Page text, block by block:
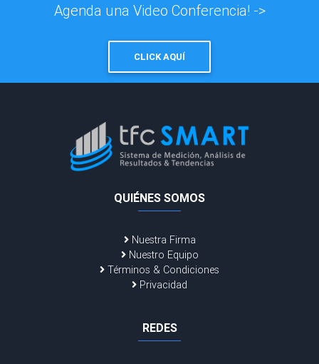
Agenda una Video Conferencia! ->
CLICK AQUÍ
QUIÉNES SOMOS
Nuestra Firma
Nuestro Equipo
Términos & Condiciones
Privacidad
REDES